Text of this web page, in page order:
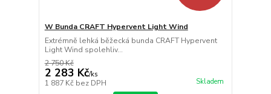
W Bunda CRAFT Hypervent Light Wind
Extrémně lehká běžecká bunda CRAFT Hypervent
Light Wind spolehliv...
2 750 Kč
2 283 Kč/ks
1 887 Kč bez DPH Skladem